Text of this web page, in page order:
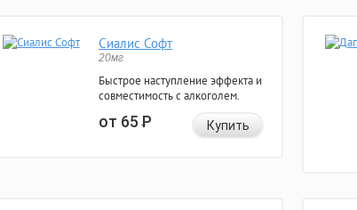
Сиалис Софт
20мг
Быстрое наступление эффекта и
совместимость с алкоголем.
от 65Р Купить